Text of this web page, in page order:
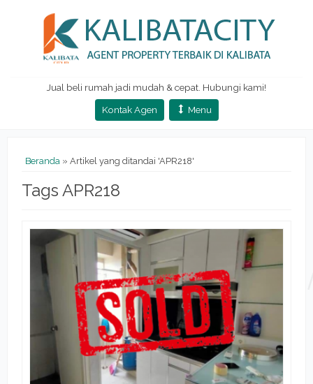
Jual beli rumah jadi mudah & cepat. Hubungi kami!
Kontak Agen
Menu
Beranda » Artikel yang ditandai 'APR218'
Tags APR218